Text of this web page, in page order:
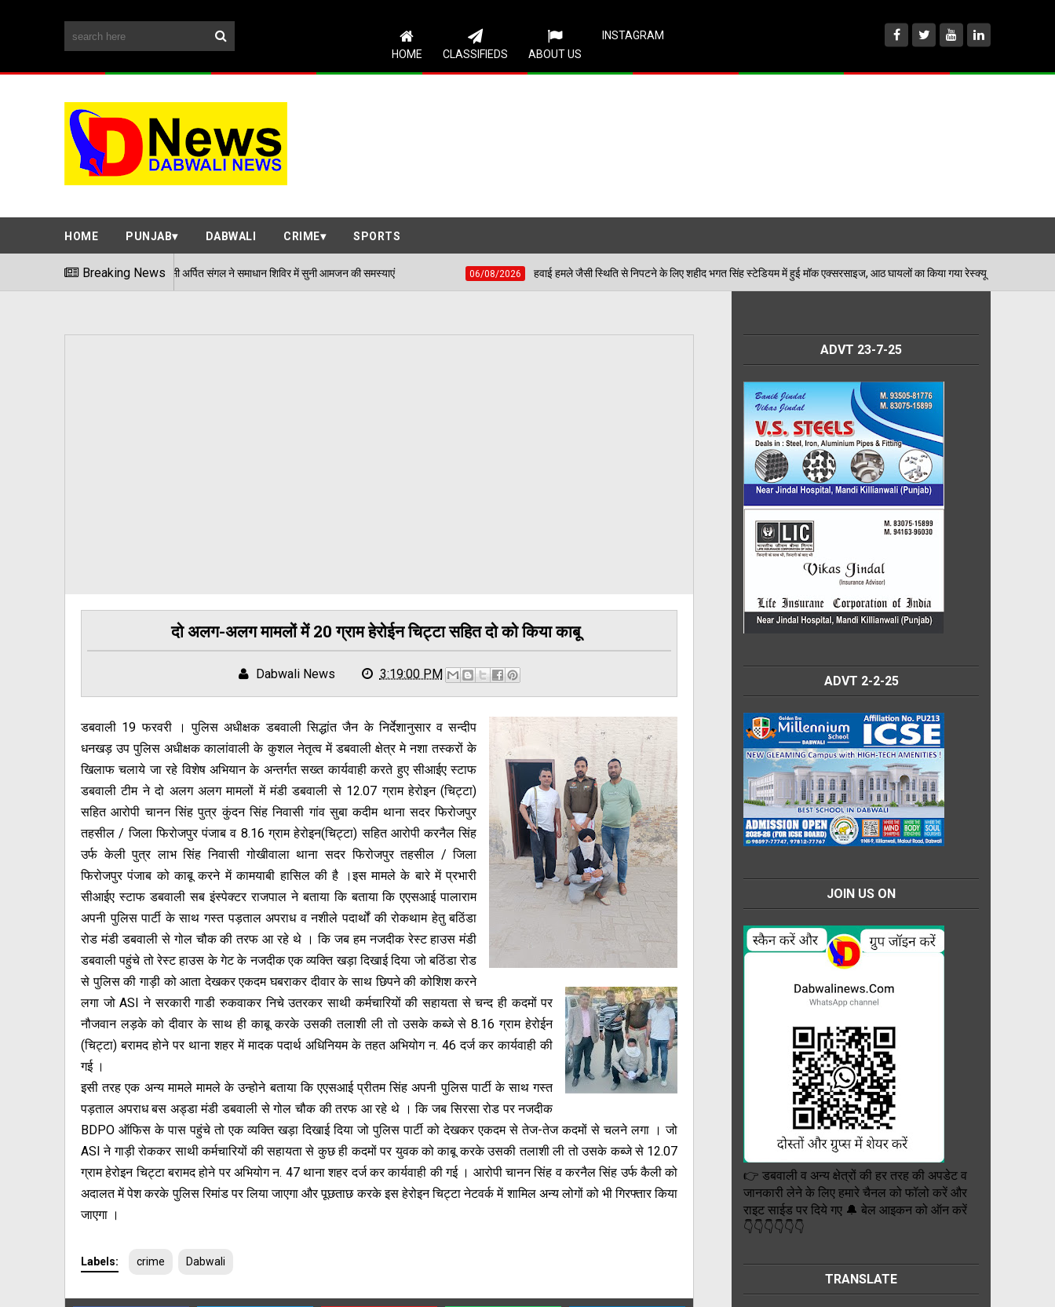
HOME CLASSIFIEDS ABOUT US
INSTAGRAM
HOME PUNJAB DABWALI CRIME SPORTS
Breaking News
एडीसी अर्पित संगल ने समाधान शिविर में सुनी आमजन की समस्याएं 06/08/2026 हवाई हमले जैसी स्थिति से निपटने के लिए शहीद भगत सिंह स्टेडियम में हुई मॉक एक्सरसाइज, आठ घायलों का किया गया रेस्क्यू 06/08/2026
दो अलग-अलग मामलों में 20 ग्राम हेरोईन चिट्टा सहित दो को किया काबू
Dabwali News 3:19:00 PM
डबवाली 19 फरवरी । पुलिस अधीक्षक डबवाली सिद्धांत जैन के निर्देशानुसार व सन्दीप
धनखड़ उप पुलिस अधीक्षक कालांवाली के कुशल नेतृत्व में डबवाली क्षेत्र मे नशा तस्करों के
खिलाफ चलाये जा रहे विशेष अभियान के अन्तर्गत सख्त कार्यवाही करते हुए सीआईए स्टाफ
डबवाली टीम ने दो अलग अलग मामलों में मंडी डबवाली से 12.07 ग्राम हेरोइन (चिट्टा)
सहित आरोपी चानन सिंह पुत्र कुंदन सिंह निवासी गांव सुबा कदीम थाना सदर फिरोजपुर
तहसील / जिला फिरोजपुर पंजाब व 8.16 ग्राम हेरोइन(चिट्टा) सहित आरोपी करनैल सिंह
उर्फ केली पुत्र लाभ सिंह निवासी गोखीवाला थाना सदर फिरोजपुर तहसील / जिला
फिरोजपुर पंजाब को काबू करने में कामयाबी हासिल की है ।इस मामले के बारे में प्रभारी
सीआईए स्टाफ डबवाली सब इंस्पेक्टर राजपाल ने बताया कि बताया कि एएसआई पालाराम
अपनी पुलिस पार्टी के साथ गस्त पड़ताल अपराध व नशीले पदार्थों की रोकथाम हेतु बठिंडा
रोड मंडी डबवाली से गोल चौक की तरफ आ रहे थे । कि जब हम नजदीक रेस्ट हाउस मंडी
डबवाली पहुंचे तो रेस्ट हाउस के गेट के नजदीक एक व्यक्ति खड़ा दिखाई दिया जो बठिंडा रोड
से पुलिस की गाड़ी को आता देखकर एकदम घबराकर दीवार के साथ छिपने की कोशिश करने
लगा जो ASI ने सरकारी गाडी रुकवाकर निचे उतरकर साथी कर्मचारियों की सहायता से चन्द ही कदमों पर
नौजवान लड़के को दीवार के साथ ही काबू करके उसकी तलाशी ली तो उसके कब्जे से 8.16 ग्राम हेरोईन
(चिट्टा) बरामद होने पर थाना शहर में मादक पदार्थ अधिनियम के तहत अभियोग न. 46 दर्ज कर कार्यवाही की
गई ।
इसी तरह एक अन्य मामले मामले के उन्होने बताया कि एएसआई प्रीतम सिंह अपनी पुलिस पार्टी के साथ गस्त
पड़ताल अपराध बस अड्डा मंडी डबवाली से गोल चौक की तरफ आ रहे थे । कि जब सिरसा रोड पर नजदीक
BDPO ऑफिस के पास पहुंचे तो एक व्यक्ति खड़ा दिखाई दिया जो पुलिस पार्टी को देखकर एकदम से तेज-तेज कदमों से चलने लगा । जो
ASI ने गाड़ी रोककर साथी कर्मचारियों की सहायता से कुछ ही कदमों पर युवक को काबू करके उसकी तलाशी ली तो उसके कब्जे से 12.07
ग्राम हेरोइन चिट्टा बरामद होने पर अभियोग न. 47 थाना शहर दर्ज कर कार्यवाही की गई । आरोपी चानन सिंह व करनैल सिंह उर्फ कैली को
अदालत में पेश करके पुलिस रिमांड पर लिया जाएगा और पूछताछ करके इस हेरोइन चिट्टा नेटवर्क में शामिल अन्य लोगों को भी गिरफ्तार किया
जाएगा ।
Labels: crime Dabwali
ADVT 23-7-25
ADVT 2-2-25
JOIN US ON
👉 डबवाली व अन्य क्षेत्रों की हर तरह की अपडेट व
जानकारी लेने के लिए हमारे चैनल को फॉलो करें और
राइट साईड पर दिये गए 🔔 बेल आइकन को ऑन करें
👇👇👇👇👇👇
TRANSLATE